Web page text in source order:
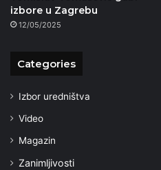
izbore u Zagrebu
12/05/2025
Categories
Izbor uredništva
Video
Magazin
Zanimljivosti